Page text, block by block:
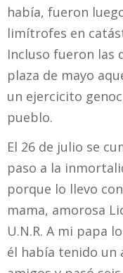
había, fueron
limítrofes en
Incluso fueron las
plaza de mayo
un ejercicito
pueblo.
El 26 de julio se
paso a la
porque lo llevo
mama, amorosa
U.N.R. A mi papa
él había tenido un